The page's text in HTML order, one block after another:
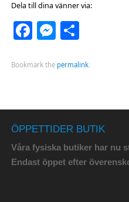
Dela till dina vänner via:
Facebook
Dela
Bookmark the permalink.
ÖPPETTIDER BUTIK
Våra fysiska butiker har nu
Endast öppet efter